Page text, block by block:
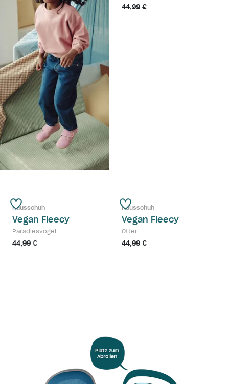
44,99 €
Hausschuh
Vegan Fleecy
Paradiesvogel
44,99 €
Hausschuh
Vegan Fleecy
Otter
44,99 €